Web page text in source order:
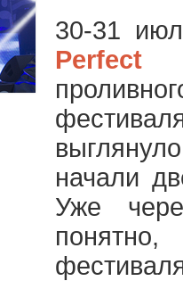
30-31
Perfect
начали
Уже